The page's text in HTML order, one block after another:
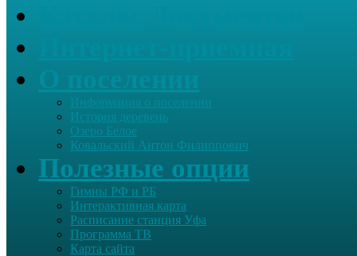
Информация о поселении
История деревень
Озеро Белое
Ковальский Антон Филиппович
Полезные опции
Гимны РФ и РБ
Интерактивная карта
Расписание станция Уфа
Программа ТВ
Карта сайта